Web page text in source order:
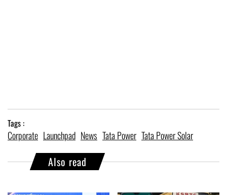
Tags :
Corporate Launchpad News Tata Power Tata Power Solar
Also read